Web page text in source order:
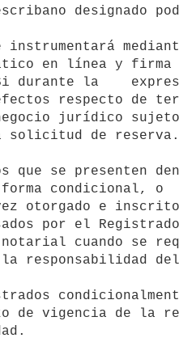
designado
en línea y
durante la
respecto de
jurídico
solicitud de
forma condicional,
otorgado e
por el
cuando se
responsabilidad
de vigencia de la